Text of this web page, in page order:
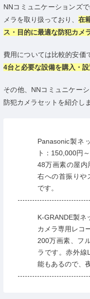
NNコミュニケーションズ
メラを取り扱っており、 在
ス・目的に最適な防犯カメ
費用については比較的安価
4台と必要な設備を購入・
その他、NNコミュニケー
防犯カメラセットを紹介しま
Panasonic製ネ
ト：150,000円～
48万画素の屋内
右への首振りや
です。
K-GRANDE製ネ
カメラ専用レコ
200万画素、フ
ラです。赤外線
能もあるので、